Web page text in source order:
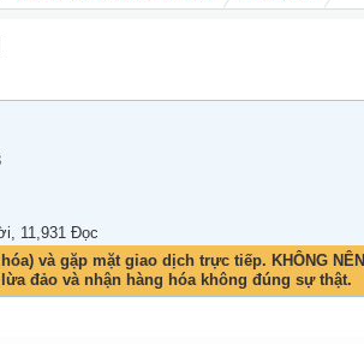
11,931 Đọc
và gặp mặt giao dịch trực tiếp. KHÔNG NÊN
đảo và nhận hàng hóa không đúng sự thật.